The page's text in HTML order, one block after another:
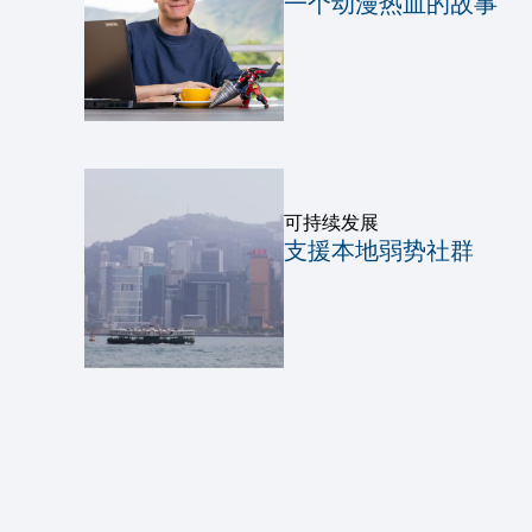
可持续发展
支援本地弱势社群